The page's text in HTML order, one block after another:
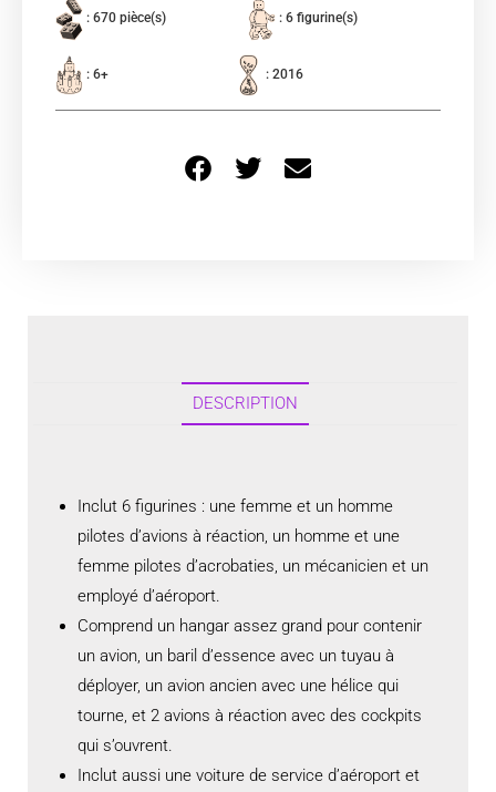
: 670 pièce(s) : 6 figurine(s)
: 6+ : 2016
DESCRIPTION
Inclut 6 figurines : une femme et un homme
pilotes d’avions à réaction, un homme et une
femme pilotes d’acrobaties, un mécanicien et un
employé d’aéroport.
Comprend un hangar assez grand pour contenir
un avion, un baril d’essence avec un tuyau à
déployer, un avion ancien avec une hélice qui
tourne, et 2 avions à réaction avec des cockpits
qui s’ouvrent.
Inclut aussi une voiture de service d’aéroport et